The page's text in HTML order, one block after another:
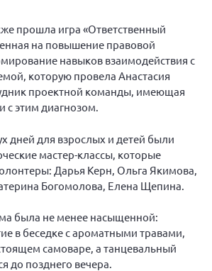
документы
для НКО
аналитика, мнения
онлайн конференция
XX лет работы
прошла игра «Ответственный
на повышение правовой
навыков взаимодействия с
которую провела Анастасия
проектной команды, имеющая
с этим диагнозом.
дней для взрослых и детей были
мастер-классы, которые
Дарья Керн, Ольга Якимова,
Богомолова, Елена Щепина.
была не менее насыщенной:
в беседке с ароматными травами,
самоваре, а танцевальный
до позднего вечера.